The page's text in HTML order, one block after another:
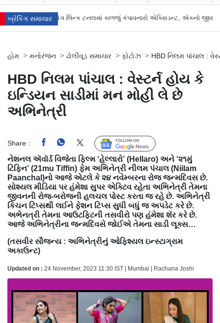
બ્રેકિંગ સમાચાર
કાળજું કંપાવનારો એક્સિડન્ટ, એકનો જીવ ગયો Gujarat News: મોરબીમાં
હોમ > મનોરંજન > ઢોલીવૂડ સમાચાર > ફોટોઝ > HBD નિલમ પાંચાલ :
HBD નિલમ પાંચાલ : વેસ્ટર્ન હોય કે
ઇન્ડિયન સાડીમાં મન મોહી લે છે
અભિનેત્રી
Share : Follow Us
નેશનલ ઍવૉર્ડ વિજેતા ફિલ્મ ‘હેલ્લારો’ (Hellaro) અને ‘૨૧મું
ટિફિન’ (21mu Tiffin) ફેમ અભિનેત્રી નીલમ પંચાલ (Niilam
Paanchal)નો આજે એટલે કે ૨૪ નવેમ્બરના રોજ જન્મદિવસ છે.
સોશ્યલ મીડિયા પર હંમેશા સુપર એક્ટિવ રહેતા અભિનેત્રી તેમના
જીવનની રોજ-બરોજની હલચલ પોસ્ટ કરતા જ રહે છે. અભિનેત્રી
કિચન ટિપ્સથી લઈને ફેશન ટિપ્સ સુધી બધું જ અપડેટ કરે છે.
અભેનત્રી તેમના આઉટફિટની તસવીરો પણ હંમેશા શૅર કરે છે.
આજે અભિનેત્રીના જન્મદિવસે જોઈએ તેમના સાડી લૂક્સ…
(તસવીર સૌજન્ય : અભિનેત્રીનું ઓફિશ્યલ ઇન્સ્ટાગ્રામ
અકાઉન્ટ)
Updated on : 24 November, 2023 11:30 IST | Mumbai | Rachana Joshi